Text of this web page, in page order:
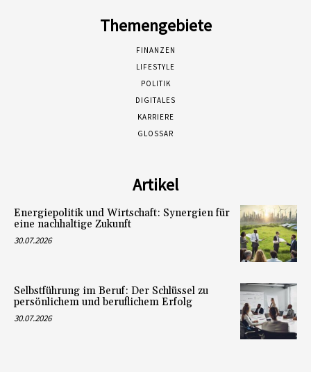
Themengebiete
FINANZEN
LIFESTYLE
POLITIK
DIGITALES
KARRIERE
GLOSSAR
Artikel
Energiepolitik und Wirtschaft: Synergien für
eine nachhaltige Zukunft
30.07.2026
Selbstführung im Beruf: Der Schlüssel zu
persönlichem und beruflichem Erfolg
30.07.2026